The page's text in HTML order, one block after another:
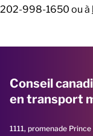
202-998-1650 ou à
Conseil
en transport
1111, promenade